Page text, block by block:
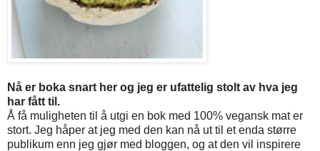
Nå er boka snart her og jeg er ufattelig stolt av hva jeg
har fått til.
Å få muligheten til å utgi en bok med 100% vegansk mat er
stort. Jeg håper at jeg med den kan nå ut til et enda større
publikum enn jeg gjør med bloggen, og at den vil inspirere